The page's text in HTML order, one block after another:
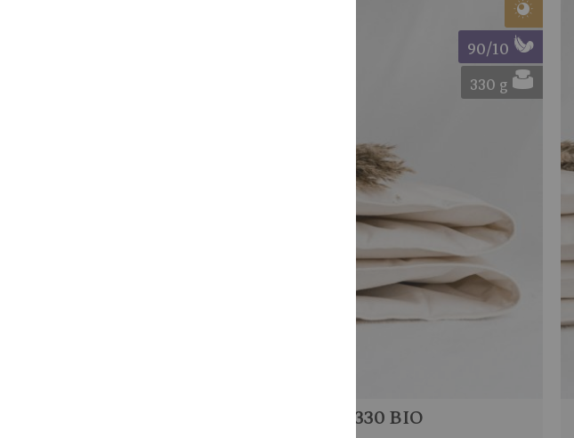
90/10
330 g
GROVEN 330 BIO
Zur Wunschliste hinzufügen